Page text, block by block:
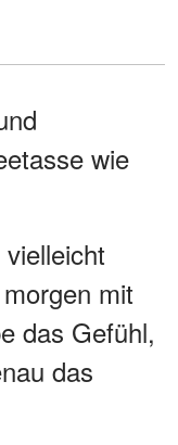
wie
mit
das Gefühl,
das